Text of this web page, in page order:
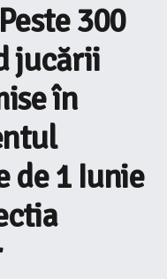
300
jucării
în
de 1 Iunie